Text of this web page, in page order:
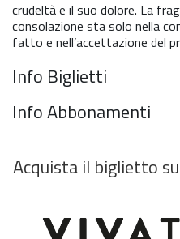
crudeltà e il suo dolore. La
consolazione sta solo nella
fatto e nell’accettazione del
Info Biglietti
Info Abbonamenti
Acquista il biglietto